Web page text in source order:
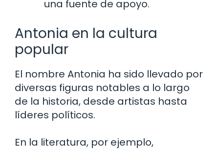
una fuente de apoyo.
Antonia en la cultura
popular
El nombre Antonia ha sido llevado por
diversas figuras notables a lo largo
de la historia, desde artistas hasta
líderes políticos.
En la literatura, por ejemplo,